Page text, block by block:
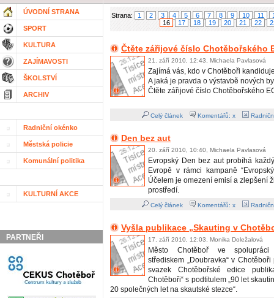
ÚVODNÍ STRANA
SPORT
KULTURA
ZAJÍMAVOSTI
ŠKOLSTVÍ
ARCHIV
Radniční okénko
Městská policie
Komunální politika
KULTURNÍ AKCE
PARTNEŘI
Strana: 1 2 3 4 5 6 7 8 9 10 11
16
17 18 19 20 21 22
Čtěte zářijové číslo Chotěbořského
21. září 2010, 12:43, Michaela Pavlasová
Zajímá vás, kdo v Chotěboři
A jaká je pravda o výstavbě nových
Čtěte zářijové číslo Chotěbořského
Celý článek Komentářů: x
Den bez aut
20. září 2010, 10:40, Michaela Pavlasová
Evropský Den bez aut probíhá
Evropě v rámci kampaně
Účelem je omezení emisí a zlepšení
prostředí.
Celý článek Komentářů: x
Vyšla publikace „Skauting v
17. září 2010, 12:03, Monika Doležalová
Město Chotěboř ve
střediskem „Doubravka“ v
svazek Chotěbořské edice
Chotěboři“ s podtitulem „90 let
20 společných let na skautské stezce“.